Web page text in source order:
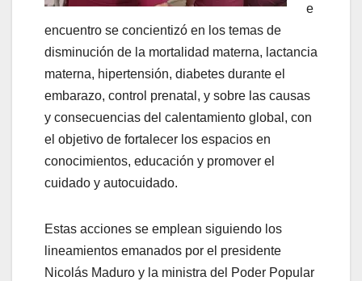
e
encuentro se concientizó en los temas de
disminución de la mortalidad materna, lactancia
materna, hipertensión, diabetes durante el
embarazo, control prenatal, y sobre las causas
y consecuencias del calentamiento global, con
el objetivo de fortalecer los espacios en
conocimientos, educación y promover el
cuidado y autocuidado.
Estas acciones se emplean siguiendo los
lineamientos emanados por el presidente
Nicolás Maduro y la ministra del Poder Popular